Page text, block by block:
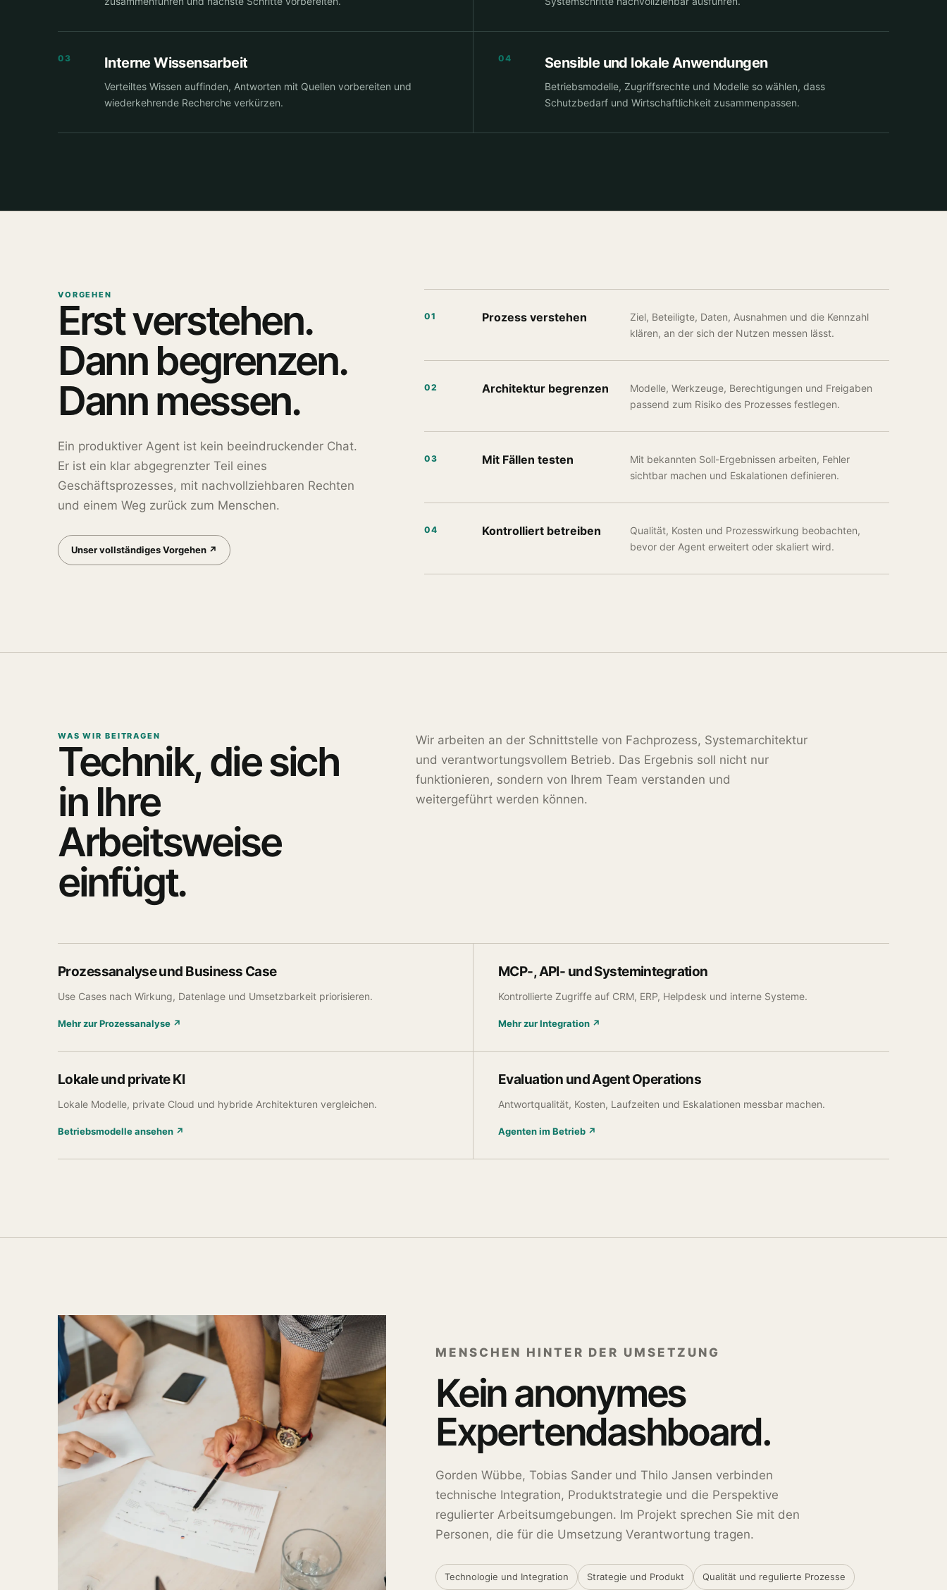
03 Interne Wissensarbeit
Verteiltes Wissen auffinden, Antworten mit Quellen vorbereiten und
wiederkehrende Recherche verkürzen.
04 Sensible und lokale Anwendungen
Betriebsmodelle, Zugriffsrechte und Modelle so wählen, dass
Schutzbedarf und Wirtschaftlichkeit zusammenpassen.
VORGEHEN
Erst verstehen.
Dann begrenzen.
Dann messen.
Ein produktiver Agent ist kein beeindruckender Chat.
Er ist ein klar abgegrenzter Teil eines
Geschäftsprozesses, mit nachvollziehbaren Rechten
und einem Weg zurück zum Menschen.
Unser vollständiges Vorgehen ↗
01 Prozess verstehen
Ziel, Beteiligte, Daten, Ausnahmen und die Kennzahl
klären, an der sich der Nutzen messen lässt.
02 Architektur begrenzen
Modelle, Werkzeuge, Berechtigungen und Freigaben
passend zum Risiko des Prozesses festlegen.
03 Mit Fällen testen
Mit bekannten Soll-Ergebnissen arbeiten, Fehler
sichtbar machen und Eskalationen definieren.
04 Kontrolliert betreiben
Qualität, Kosten und Prozesswirkung beobachten,
bevor der Agent erweitert oder skaliert wird.
WAS WIR BEITRAGEN
Technik, die sich
in Ihre
Arbeitsweise
einfügt.
Wir arbeiten an der Schnittstelle von Fachprozess, Systemarchitektur
und verantwortungsvollem Betrieb. Das Ergebnis soll nicht nur
funktionieren, sondern von Ihrem Team verstanden und
weitergeführt werden können.
Prozessanalyse und Business Case
Use Cases nach Wirkung, Datenlage und Umsetzbarkeit priorisieren.
Mehr zur Prozessanalyse ↗
MCP-, API- und Systemintegration
Kontrollierte Zugriffe auf CRM, ERP, Helpdesk und interne Systeme.
Mehr zur Integration ↗
Lokale und private KI
Lokale Modelle, private Cloud und hybride Architekturen vergleichen.
Betriebsmodelle ansehen ↗
Evaluation und Agent Operations
Antwortqualität, Kosten, Laufzeiten und Eskalationen messbar machen.
Agenten im Betrieb ↗
MENSCHEN HINTER DER UMSETZUNG
Kein anonymes
Expertendashboard.
Gorden Wübbe, Tobias Sander und Thilo Jansen verbinden
technische Integration, Produktstrategie und die Perspektive
regulierter Arbeitsumgebungen. Im Projekt sprechen Sie mit den
Personen, die für die Umsetzung Verantwortung tragen.
Technologie und Integration Strategie und Produkt Qualität und regulierte Prozesse